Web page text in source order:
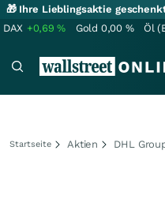
🎁 Ihre Lieblingsaktie
DAX +0,69% Gold 0,00 % Öl
Startseite Aktien DHL